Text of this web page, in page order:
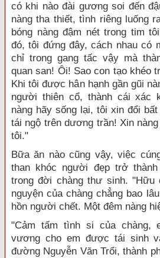
có khi nào đài gương soi đến
nàng tha thiết, tình riêng luống
bóng nàng đậm nét trong tim
đó, tôi đứng đây, cách nhau có
chỉ trong gang tấc vậy mà
quan san! Ôi! Sao con tạo khéo
Khi tôi được hân hạnh gần gũi
người thiên cổ, thành cái xác
nàng hãy sống lại, tôi xin đổi
tái ngộ trên dương trần! Xin
tôi."
Bữa ăn nào cũng vậy, việc
than khóc người đẹp trở
trong đời chàng thư sinh.
nguyện của chàng chẳng bao
hồn người chết. Một đêm nàng
"Cảm tấm tình si của chàng,
vương cho em được tái sinh
đường Nguyễn Văn Trổi, thành